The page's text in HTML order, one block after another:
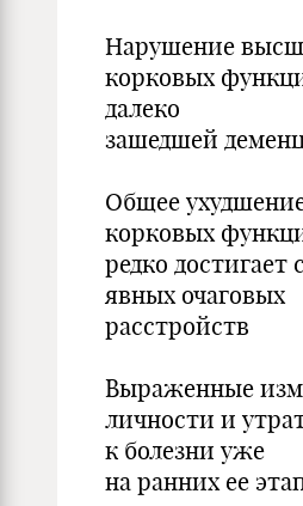
Нарушение
корковых
далеко
зашедшей
Общее
корковых
редко достигает
явных очаговых
расстройств
Выраженные
личности и
к болезни уже
на ранних ее